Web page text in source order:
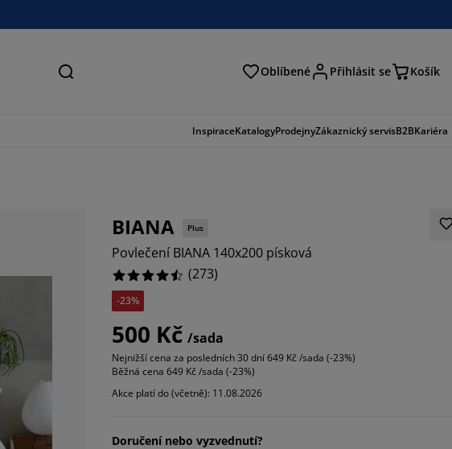
Hledat Oblíbené Přihlásit se Košík
InspiraceKatalogyProdejnyZákaznický servisB2BKariéra
BIANA Plus
Povlečení BIANA 140x200 písková
(273)
-23%
500 Kč /sada
Nejnižší cena za posledních 30 dní649 Kč /sada (-23%)
Běžná cena 649 Kč /sada (-23%)
Akce platí do (včetně): 11.08.2026
Doručení nebo vyzvednutí?
8.424908424908425%
6.227106227106227%
0.3663003663003663%
6.95970695970696%